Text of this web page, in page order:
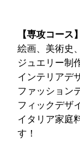
【専攻コース】
絵画、美術史
ジュエリー制
インテリアデ
ファッション
フィックデザ
イタリア家庭
す！